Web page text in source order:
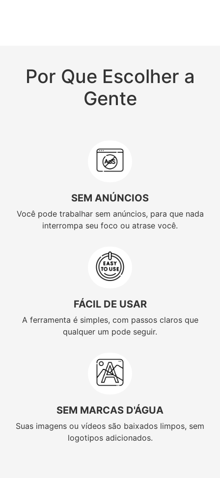
Por Que Escolher a
Gente
SEM ANÚNCIOS
Você pode trabalhar sem anúncios, para que nada
interrompa seu foco ou atrase você.
FÁCIL DE USAR
A ferramenta é simples, com passos claros que
qualquer um pode seguir.
SEM MARCAS D'ÁGUA
Suas imagens ou vídeos são baixados limpos, sem
logotipos adicionados.